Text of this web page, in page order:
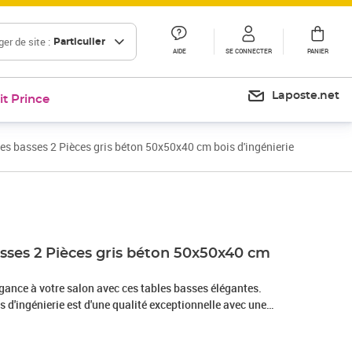
de site : Particulier
AIDE SE CONNECTER PANIER
Prince Laposte.net
basses 2 Pièces gris béton 50x50x40 cm bois d'ingénierie
2 Pièces gris béton 50x50x40 cm
à votre salon avec ces tables basses élégantes.
d'ingénierie est d'une qualité exceptionnelle avec une
résistance, stabilité et résistance à